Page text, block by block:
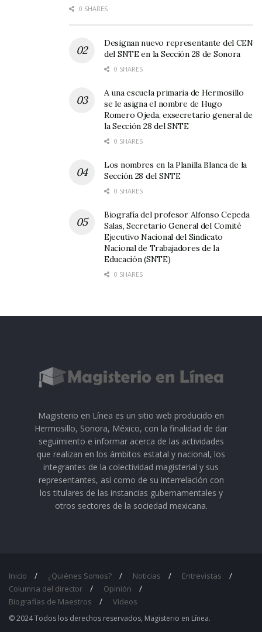
0 SHARES
Designan nuevo representante del CEN
del SNTE en la Sección 28 de Sonora
0 SHARES
A una escuela primaria de Hermosillo
se le asigna el nombre de Hugo
Romero Ojeda, exsecretario general de
la Sección 28 del SNTE
0 SHARES
Los nombres en la Planilla Blanca de la
Sección 28 del SNTE
0 SHARES
Biografía del profesor Alfonso Cepeda
Salas, Secretario General del Comité
Ejecutivo Nacional del Sindicato
Nacional de Trabajadores de la
Educación (SNTE)
0 SHARES
Magisterio en Línea es un sitio web producido en
Hermosillo, Sonora, México, con la finalidad de dar
seguimiento e informar acerca de las actividades
que realizan en los ámbitos estatal y nacional, los
integrantes de la colectividad magisterial y sus
representantes, así como de su interrelación con
los titulares de las instancias gubernamentales y
otros sectores de la sociedad mexicana.
Inicio ¿Quiénes Somos? Noticias
Entrevistas
Columna del director
Opinión
Biografías de Maestros
Videos
© 2024 Todos los derechos reservados, Magisterio en Línea.